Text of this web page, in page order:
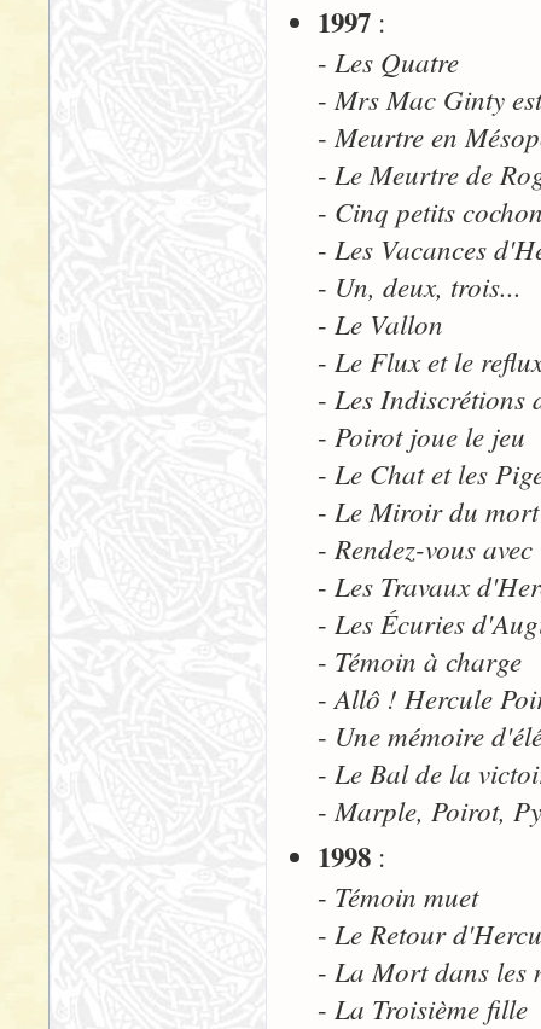
1997 :
- Les Quatre
-Mrs Mac Ginty
-Meurtre en
- Le Meurtre de
- Cinq petits
- Les Vacances
- Un, deux, trois...
- Le Vallon
- Le Flux et le
- Les Indiscrétions
- Poirot joue le jeu
- Le Chat et les
- Le Miroir du mort
-Rendez-vous
- Les Travaux
- Les Écuries
- Témoin à charge
-Allô ! Hercule
- Une mémoire
- Le Bal de la
-Marple, Poirot,
1998 :
- Témoin muet
- Le Retour
- La Mort dans les
- La Troisième fille